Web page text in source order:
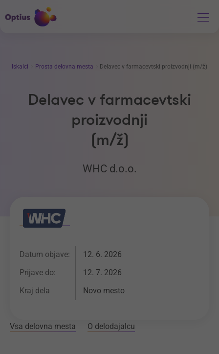
Iskalci Prosta delovna mesta Delavec v farmacevtski proizvodnji (m/ž)
Delavec v farmacevtski
proizvodnji
(m/ž)
WHC d.o.o.
Datum objave:
12. 6. 2026
Prijave do:
12. 7. 2026
Kraj dela
Novo mesto
Vsa delovna mesta O delodajalcu